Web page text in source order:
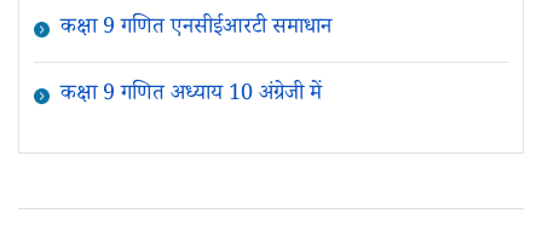
कक्षा 9 गणित एनसीईआरटी समाधान
कक्षा 9 गणित अध्याय 10 अंग्रेजी में